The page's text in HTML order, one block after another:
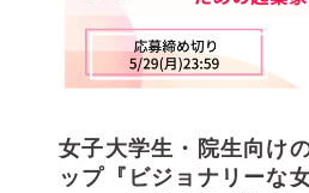
女子大学生・院生向け
ップ『ビジョナリーな